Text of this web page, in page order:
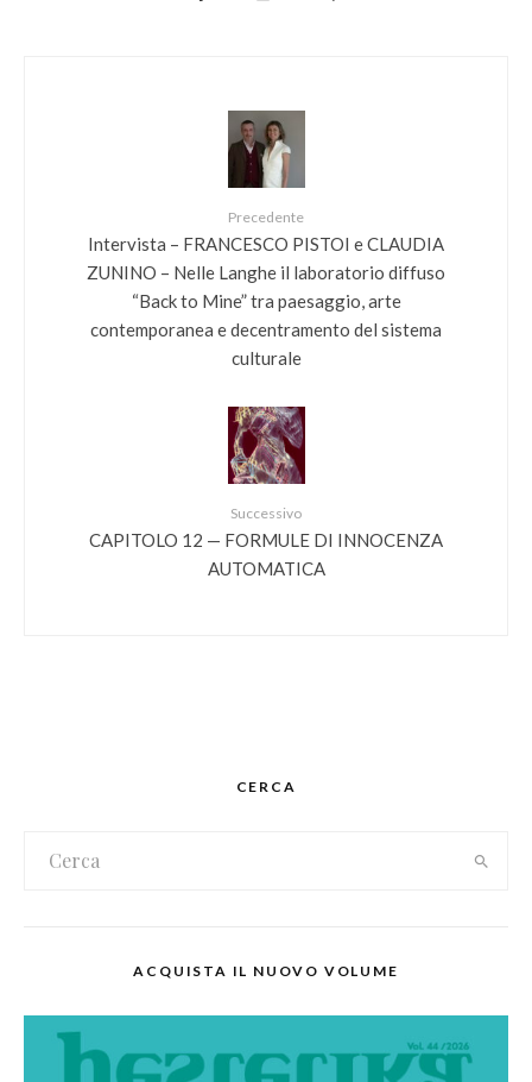
Precedente
Intervista – FRANCESCO PISTOI e CLAUDIA
ZUNINO – Nelle Langhe il laboratorio diffuso
“Back to Mine” tra paesaggio, arte
contemporanea e decentramento del sistema
culturale
Successivo
CAPITOLO 12 — FORMULE DI INNOCENZA
AUTOMATICA
CERCA
ACQUISTA IL NUOVO VOLUME